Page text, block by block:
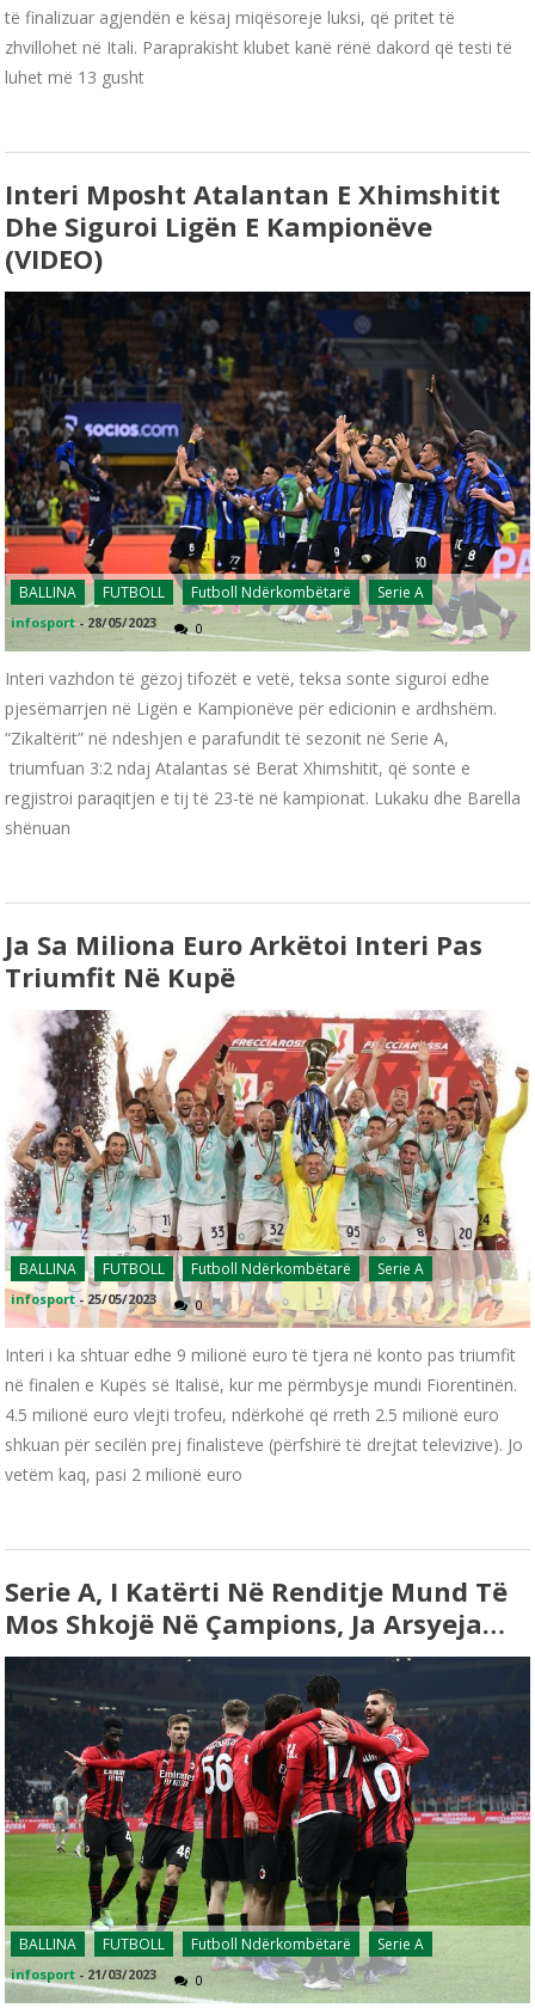
të finalizuar agjendën e kësaj miqësoreje luksi, që pritet të
zhvillohet në Itali. Paraprakisht klubet kanë rënë dakord që testi të
luhet më 13 gusht
Interi Mposht Atalantan E Xhimshitit
Dhe Siguroi Ligën E Kampionëve
(VIDEO)
BALLINA FUTBOLL Futboll Ndërkombëtarë Serie A
infosport -28/05/2023 0
Interi vazhdon të gëzoj tifozët e vetë, teksa sonte siguroi edhe
pjesëmarrjen në Ligën e Kampionëve për edicionin e ardhshëm.
“Zikaltërit” në ndeshjen e parafundit të sezonit në Serie A,
triumfuan 3:2 ndaj Atalantas së Berat Xhimshitit, që sonte e
regjistroi paraqitjen e tij të 23-të në kampionat. Lukaku dhe Barella
shënuan
Ja Sa Miliona Euro Arkëtoi Interi Pas
Triumfit Në Kupë
BALLINA FUTBOLL Futboll Ndërkombëtarë Serie A
infosport - 25/05/2023 0
Interi i ka shtuar edhe 9 milionë euro të tjera në konto pas triumfit
në finalen e Kupës së Italisë, kur me përmbysje mundi Fiorentinën.
4.5 milionë euro vlejti trofeu, ndërkohë që rreth 2.5 milionë euro
shkuan për secilën prej finalisteve (përfshirë të drejtat televizive). Jo
vetëm kaq, pasi 2 milionë euro
Serie A, I Katërti Në Renditje Mund Të
Mos Shkojë Në Çampions, Ja Arsyeja…
BALLINA FUTBOLL Futboll Ndërkombëtarë Serie A
infosport - 21/03/2023 0